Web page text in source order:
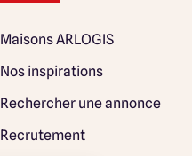
Maisons ARLOGIS
Nos inspirations
Rechercher une annonce
Recrutement